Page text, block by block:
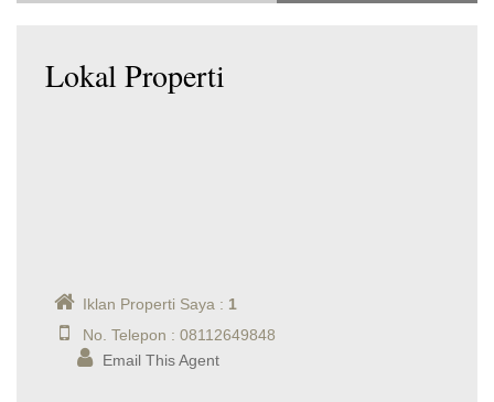
Lokal Properti
Iklan Properti Saya : 1
No. Telepon : 08112649848
Email This Agent